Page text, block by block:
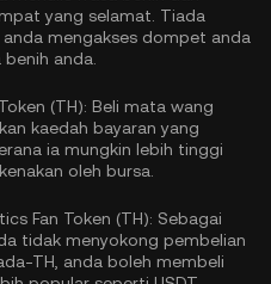
yang selamat. Tiada
mengakses dompet anda
anda.
(TH): Beli mata wang
kaedah bayaran yang
ia mungkin lebih tinggi
oleh bursa.
Fan Token (TH): Sebagai
tidak menyokong pembelian
TH, anda boleh membeli